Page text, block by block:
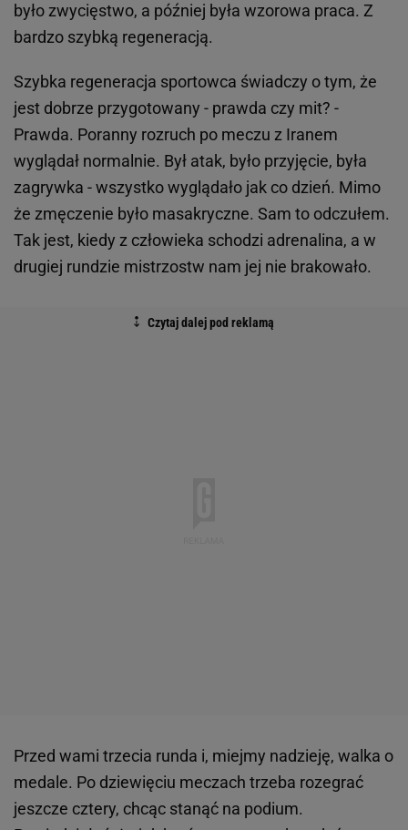
było zwycięstwo, a później była wzorowa praca. Z
bardzo szybką regeneracją.
Szybka regeneracja sportowca świadczy o tym, że
jest dobrze przygotowany - prawda czy mit? -
Prawda. Poranny rozruch po meczu z Iranem
wyglądał normalnie. Był atak, było przyjęcie, była
zagrywka - wszystko wyglądało jak co dzień. Mimo
że zmęczenie było masakryczne. Sam to odczułem.
Tak jest, kiedy z człowieka schodzi adrenalina, a w
drugiej rundzie mistrzostw nam jej nie brakowało.
Przed wami trzecia runda i, miejmy nadzieję, walka o
medale. Po dziewięciu meczach trzeba rozegrać
jeszcze cztery, chcąc stanąć na podium.